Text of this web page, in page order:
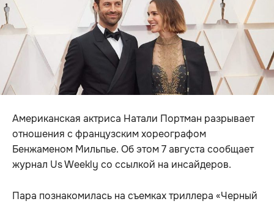
Американская актриса Натали Портман разрывает
отношения с французским хореографом
Бенжаменом Мильпье. Об этом 7 августа сообщает
журнал Us Weekly со ссылкой на инсайдеров.
Пара познакомилась на съемках триллера «Черный